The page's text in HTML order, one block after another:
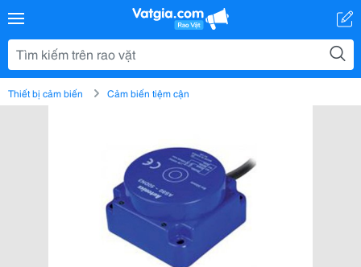
Thiết bị cảm biến Cảm biến tiệm cận